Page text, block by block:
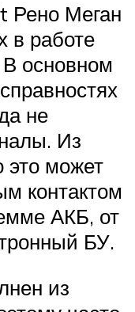
Рено Меган
в работе
основном
не
Из
это может
контактом
АКБ, от
БУ.
из